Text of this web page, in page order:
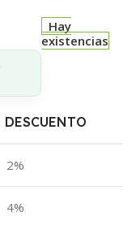
Hay
existencias
DESCUENTO
2%
4%